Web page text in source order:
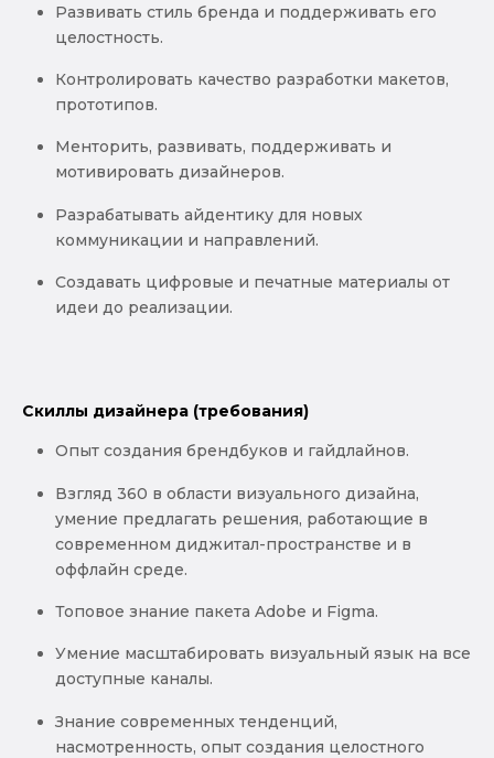
Развивать стиль бренда и поддерживать его
целостность.
Контролировать качество разработки макетов,
прототипов.
Менторить, развивать, поддерживать и
мотивировать дизайнеров.
Разрабатывать айдентику для новых
коммуникации и направлений.
Создавать цифровые и печатные материалы от
идеи до реализации.
Скиллы дизайнера (требования)
Опыт создания брендбуков и гайдлайнов.
Взгляд 360 в области визуального дизайна,
умение предлагать решения, работающие в
современном диджитал-пространстве и в
оффлайн среде.
Топовое знание пакета Adobe и Figma.
Умение масштабировать визуальный язык на все
доступные каналы.
Знание современных тенденций,
насмотренность, опыт создания целостного